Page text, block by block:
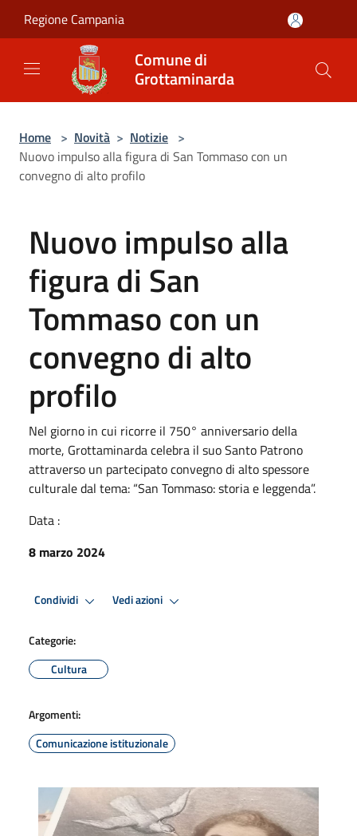
Regione Campania
Comune di
Grottaminarda
Home > Novità > Notizie >
Nuovo impulso alla figura di San Tommaso con un
convegno di alto profilo
Nuovo impulso alla
figura di San
Tommaso con un
convegno di alto
profilo
Nel giorno in cui ricorre il 750° anniversario della
morte, Grottaminarda celebra il suo Santo Patrono
attraverso un partecipato convegno di alto spessore
culturale dal tema: “San Tommaso: storia e leggenda”.
Data :
8 marzo 2024
Condividi Vedi azioni
Categorie:
Cultura
Argomenti:
Comunicazione istituzionale